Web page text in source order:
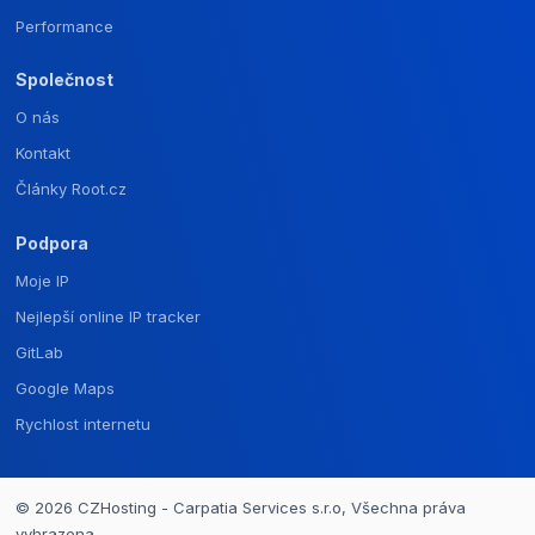
Performance
Společnost
O nás
Kontakt
Články Root.cz
Podpora
Moje IP
Nejlepší online IP tracker
GitLab
Google Maps
Rychlost internetu
© 2026 CZHosting - Carpatia Services s.r.o, Všechna práva